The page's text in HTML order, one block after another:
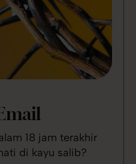
18 jam terakhir
di kayu salib?